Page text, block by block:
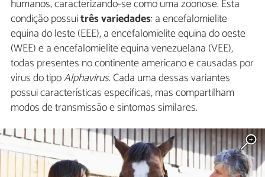
humanos, caracterizando-se como uma zoonose. Esta
condição possuitrês variedades: a encefalomielite
equina do leste (EEE), a encefalomielite equina do oeste
(WEE) e a encefalomielite equina venezuelana (VEE),
todas presentes no continente americano e causadas por
vírus do tipoAlphavirus. Cada uma dessas variantes
possui características específicas, mas compartilham
modos de transmissão e sintomas similares.